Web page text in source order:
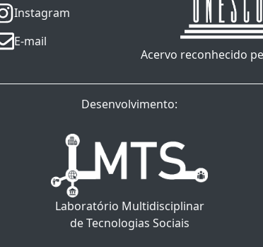
Instagram
E-mail
Acervo reconhecido
Desenvolvimento:
Laboratório Multidisciplinar
de Tecnologias Sociais